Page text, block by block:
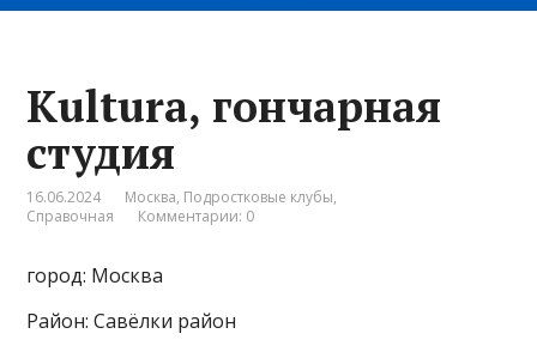
Kultura, гончарная
студия
16.06.2024 Москва, Подростковые клубы,
Справочная
Комментарии: 0
город: Москва
Район: Савёлки район